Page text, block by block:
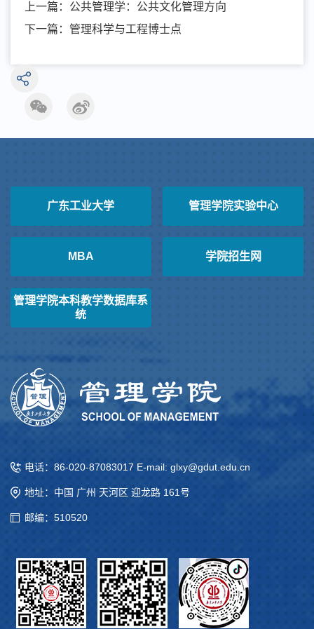
上一篇： 公共管理学：公共文化管理方向
下一篇： 管理科学与工程博士点
广东工业大学 管理学院实验中心
MBA 学院招生网
管理学院本科教学数据库系
统
电话：86-020-87083017 E-mail: glxy@gdut.edu.cn
地址：中国 广州 天河区 迎龙路 161号
邮编：510520